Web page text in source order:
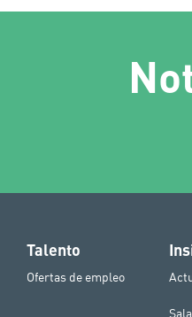
Talento
Ofertas de empleo